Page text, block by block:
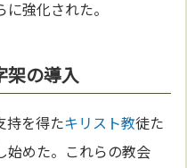
に強化された。
架の導入
持を得たキリスト教徒た
始めた。これらの教会